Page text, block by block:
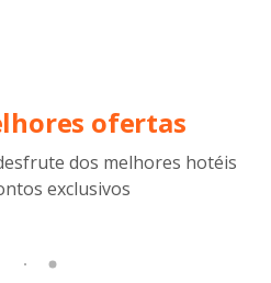
ofertas
dos melhores hotéis
exclusivos